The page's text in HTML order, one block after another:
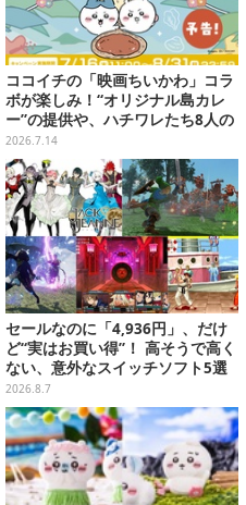
ココイチの「映画ちいかわ」コラ
ボが楽しみ！“オリジナル島カレ
ー”の提供や、ハチワレたち8人の
スプーン置きフィギュアをプレゼ
ント
2026.7.14
セールなのに「4,936円」、だけ
ど“実はお買い得”！ 高そうで高く
ない、意外なスイッチソフト5選
2026.8.7